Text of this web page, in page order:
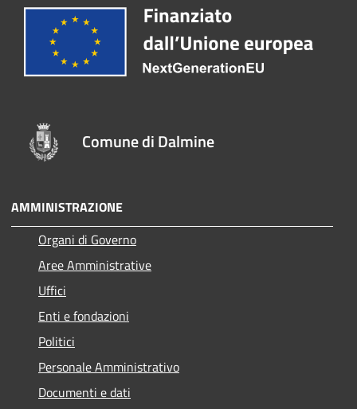
Comune di Dalmine
AMMINISTRAZIONE
Organi di Governo
Aree Amministrative
Uffici
Enti e fondazioni
Politici
Personale Amministrativo
Documenti e dati